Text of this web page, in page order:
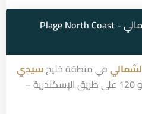
موقع قرية بلاج الساحل الشمالي - Plage North Coast
في منطقة خليجسيدي
وتحديداً عند الكيلو 120 على طريق الإسكندرية –